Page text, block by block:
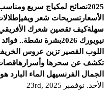
2025نصائح لمكياج سريع
الأسعارتسريحات شعر ويفي
سهلةكيف تقصين شعرك الأفريقي
نيويورك 2026
بشرة نشطة.. فوائد
اللوب القصير تزين عروس الخريف
تكشف عن سحرها وأسرارها
الجمال الفرنسيهل الماء البارد
الأحد. نوفمبر 23rd, 2025